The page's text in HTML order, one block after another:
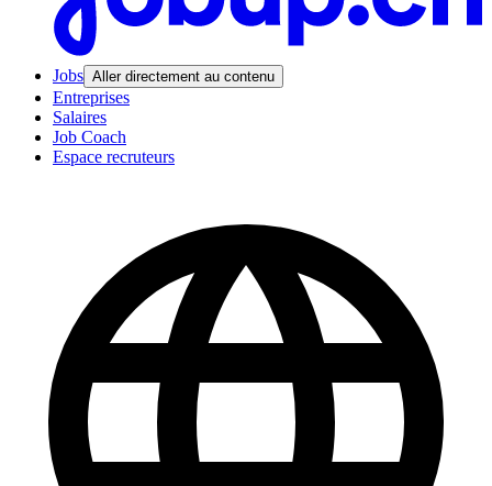
Jobs Aller directement au contenu
Entreprises
Salaires
Job Coach
Espace recruteurs